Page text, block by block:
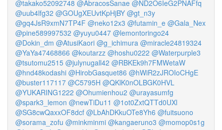
@takako52092748 @AbracosSanae @ND2O6IeG2PNAFfq
@uub4lfg32 @GOUgXEUvtKpHjBY @gt_n3y
@gq4JsR9xmN7TP4F @neko12x3 @futamin_e @Gala_Nex
@pine589997532 @yuyu0447 @lemontoringo24
@Dokin_dm @AtusiKaori @g_ichimura @miracle24819324
@YaYa47468866 @koutarzz @hoshu0222 @Waterpurple3
@tsutomu2515 @julynugall42 @RBKEk9h7FMWetaW
@hnd48kodashi @HirobGasquet86 @hWiR2zJROIoCHgE
@buster117117 @C5795H @QKlK0nOLBGK0HVL
@YUKARING1222 @Ohumienhou2 @urayasumfg
@spark3_lemon @newTiDu11 @1ot0ZxtQTTd0UXl
@SG8cwQaxxOF8dcf @LbAhDKkuOTe8Yh6 @fuitsuono
@sorama_zofu @minkminmi @kangaeruno3 @momop0s1g